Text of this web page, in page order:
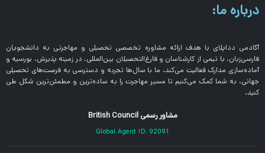
درباره ما:
آکادمی دداپلای با هدف ارائه مشاوره تخصصی تحصیلی و مهاجرتی به دانشجویان
فارسی‌زبان، با تیمی از کارشناسان و فارغ‌التحصیلان بین‌المللی، در زمینه پذیرش، بورسیه و
آماده‌سازی مدارک فعالیت می‌کند. ما با سال‌ها تجربه و دسترسی به فرصت‌های تحصیلی
جهانی، به شما کمک می‌کنیم تا مسیر مهاجرت را به ساده‌ترین و مطمئن‌ترین شکل طی
کنید.
مشاور رسمی British Council
Global Agent ID: 92091